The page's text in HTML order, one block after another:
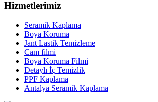
Hizmetlerimiz
Seramik Kaplama
Boya Koruma
Jant Lastik Temizleme
Cam filmi
Boya Koruma Filmi
Detaylı İç Temizlik
PPF Kaplama
Antalya Seramik Kaplama